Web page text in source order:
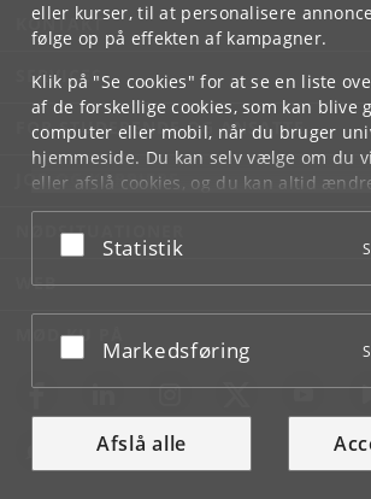
eller kurser, til at personalisere
følge op på effekten af kampagner.
Klik på "Se cookies" for at se en liste
af de forskellige cookies, som kan blive
computer eller mobil, når du bruger
hjemmeside. Du kan selv vælge om du
eller afslå cookies, og du kan altid
underCookie- og privatlivspolitiksom
bunden af hver side.
Acceptér eller afslå
Statistik
Acceptér eller afslå
Markedsføring
Afslå alle
KONTAKT
SERVICES
FOR STUDERENDE OG ANSATTE
JOB OG KARRIERE
NØDSITUATIONER
WEB
MØD KU PÅ